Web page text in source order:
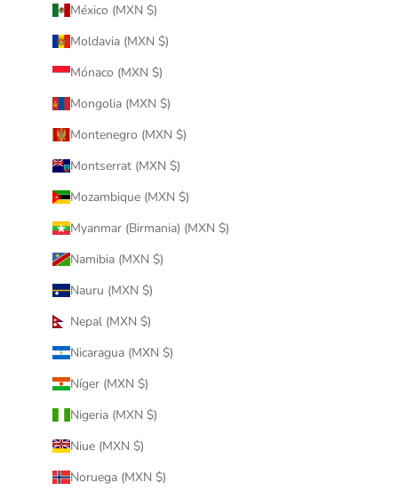
México (MXN $)
Moldavia (MXN $)
Mónaco (MXN $)
Mongolia (MXN $)
Montenegro (MXN $)
Montserrat (MXN $)
Mozambique (MXN $)
Myanmar (Birmania) (MXN $)
Namibia (MXN $)
Nauru (MXN $)
Nepal (MXN $)
Nicaragua (MXN $)
Níger (MXN $)
Nigeria (MXN $)
Niue (MXN $)
Noruega (MXN $)